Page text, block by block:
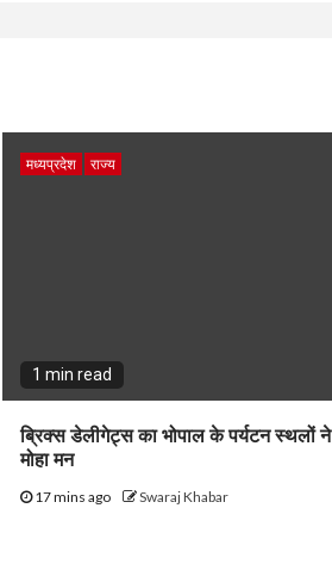
मध्यप्रदेश राज्य
1 min read
ब्रिक्स डेलीगेट्स का भोपाल के पर्यटन स्थलों ने
मोहा मन
17 mins ago Swaraj Khabar